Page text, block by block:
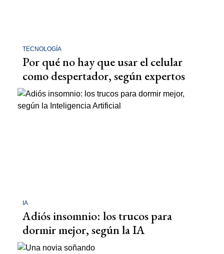
TECNOLOGÍA
Por qué no hay que usar el celular
como despertador, según expertos
IA
Adiós insomnio: los trucos para
dormir mejor, según la IA